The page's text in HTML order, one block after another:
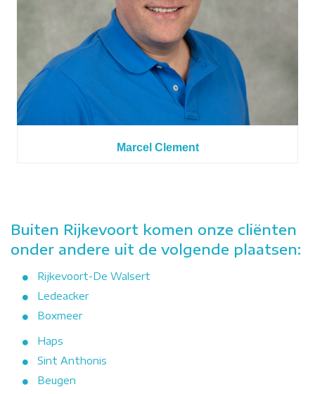
Marcel Clement
Buiten Rijkevoort komen onze cliënten
onder andere uit de volgende plaatsen:
Rijkevoort-De Walsert
Ledeacker
Boxmeer
Haps
Sint Anthonis
Beugen